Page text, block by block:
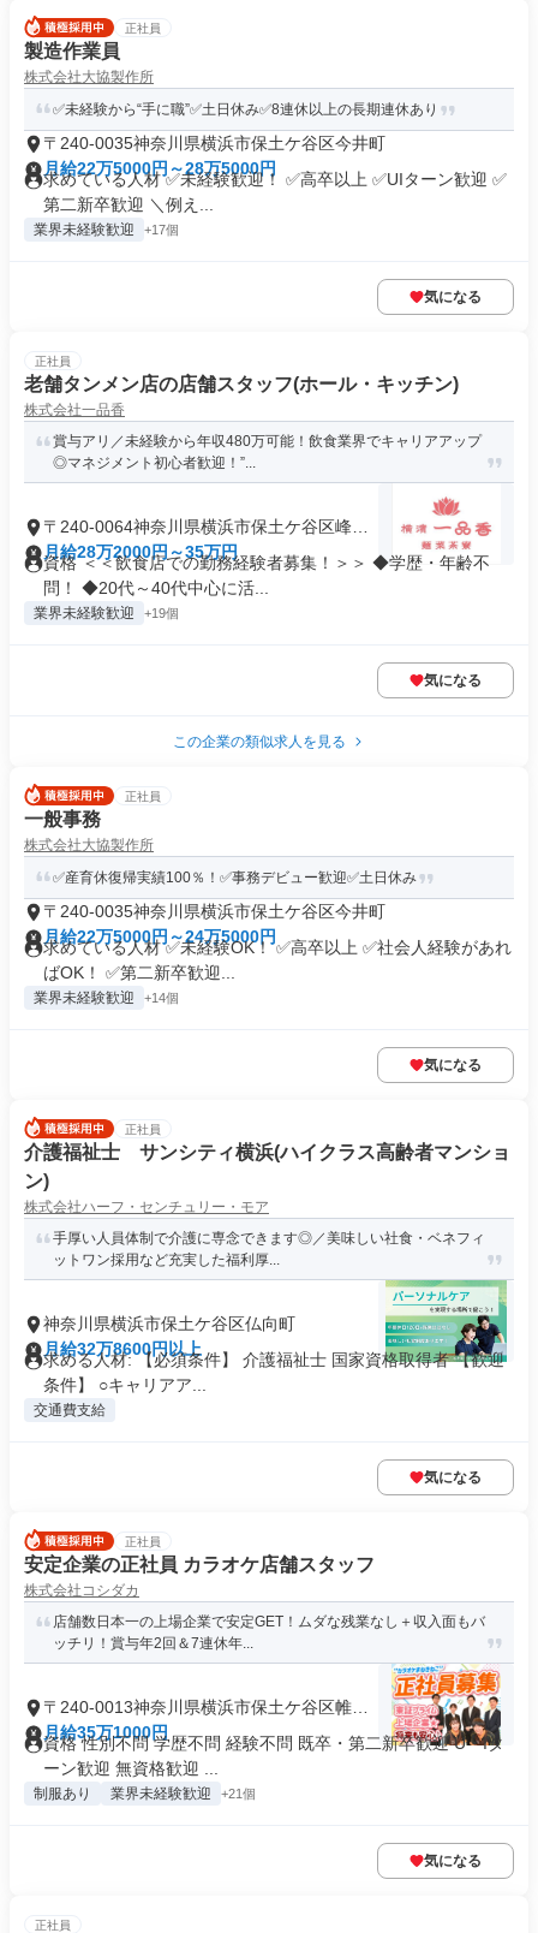
正社員
製造作業員
株式会社大協製作所
✅未経験から“手に職”✅土日休み✅8連休以上の長期連休あり
〒240-0035神奈川県横浜市保土ケ谷区今井町
月給22万5000円～28万5000円
求めている人材 ✅未経験歓迎！ ✅高卒以上 ✅UIターン歓迎 ✅
第二新卒歓迎 ＼例え...
業界未経験歓迎 +17個
気になる
正社員
老舗タンメン店の店舗スタッフ(ホール・キッチン)
株式会社一品香
賞与アリ／未経験から年収480万可能！飲食業界でキャリアアップ
◎マネジメント初心者歓迎！”...
〒240-0064神奈川県横浜市保土ケ谷区峰岡
町
月給28万2000円～35万円
資格 ＜＜飲食店での勤務経験者募集！＞＞ ◆学歴・年齢不
問！ ◆20代～40代中心に活...
業界未経験歓迎 +19個
気になる
この企業の類似求人を見る
正社員
一般事務
株式会社大協製作所
✅産育休復帰実績100％！✅事務デビュー歓迎✅土日休み
〒240-0035神奈川県横浜市保土ケ谷区今井町
月給22万5000円～24万5000円
求めている人材 ✅未経験OK！ ✅高卒以上 ✅社会人経験があれ
ばOK！ ✅第二新卒歓迎...
業界未経験歓迎 +14個
気になる
正社員
介護福祉士 サンシティ横浜(ハイクラス高齢者マンショ
ン)
株式会社ハーフ・センチュリー・モア
手厚い人員体制で介護に専念できます◎／美味しい社食・ベネフィ
ットワン採用など充実した福利厚...
神奈川県横浜市保土ケ谷区仏向町
月給32万8600円以上
求める人材: 【必須条件】 介護福祉士 国家資格取得者 【歓迎
条件】 ○キャリアア...
交通費支給
気になる
正社員
安定企業の正社員 カラオケ店舗スタッフ
株式会社コシダカ
店舗数日本一の上場企業で安定GET！ムダな残業なし＋収入面もバ
ッチリ！賞与年2回＆7連休年...
〒240-0013神奈川県横浜市保土ケ谷区帷子
町
月給35万1000円
資格 性別不問 学歴不問 経験不問 既卒・第二新卒歓迎 U・Iタ
ーン歓迎 無資格歓迎 ...
制服あり 業界未経験歓迎 +21個
気になる
正社員